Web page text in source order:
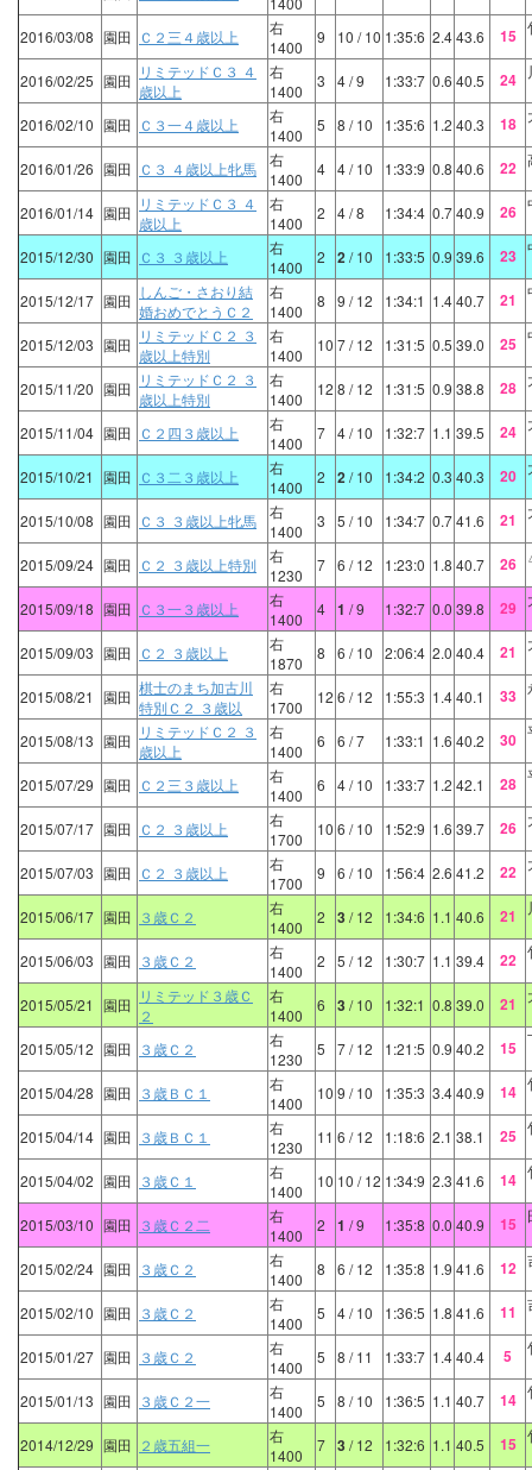
2016/03/08 園田 Ｃ２三４歳以上
右
1400
9 10 / 10 1:35:6 2.443.6 15
2016/02/25 園田 リミテッドＣ３ ４
歳以上
右
1400
3 4/ 9 1:33:7 0.6 40.5 24
2016/02/10 園田 Ｃ３一４歳以上
右
1400
5 8 / 10 1:35:6 1.2 40.3 18
2016/01/26 園田 Ｃ３ ４歳以上牝馬
右
1400
4 4/ 10 1:33:9 0.8 40.6 22
2016/01/14 園田 リミテッドＣ３ ４
歳以上
右
1400
2 4/ 8 1:34:4 0.740.9 26
2015/12/30 園田 Ｃ３ ３歳以上
右
1400
2 2/ 10 1:33:5 0.9 39.6 23
2015/12/17 園田 しんご・さおり結
婚おめでとうＣ２
右
1400
8 9 / 12 1:34:1 1.440.7 21
2015/12/03 園田 リミテッドＣ２ ３
歳以上特別
右
1400
10 7/ 12 1:31:5 0.5 39.0 25
2015/11/20 園田 リミテッドＣ２ ３
歳以上特別
右
1400
12 8 / 12 1:31:5 0.9 38.8 28
2015/11/04 園田 Ｃ２四３歳以上
右
1400
7 4/ 10 1:32:7 1.1 39.5 24
2015/10/21 園田 Ｃ３二３歳以上
右
1400
2 2/ 10 1:34:2 0.3 40.3 20
2015/10/08 園田 Ｃ３ ３歳以上牝馬
右
1400
3 5 / 10 1:34:7 0.741.6 21
2015/09/24 園田 Ｃ２ ３歳以上特別
右
1230
7 6 / 12 1:23:0 1.8 40.7 26
2015/09/18 園田 Ｃ３一３歳以上
右
1400
4 1 / 9 1:32:7 0.0 39.8 29
2015/09/03 園田 Ｃ２ ３歳以上
右
1870
8 6 / 10 2:06:4 2.0 40.4 21
2015/08/21 園田 棋士のまち加古川
特別Ｃ２ ３歳以
右
1700
12 6 / 12 1:55:3 1.440.1 33
2015/08/13 園田 リミテッドＣ２ ３
歳以上
右
1400
6 6 / 7 1:33:1 1.6 40.2 30
2015/07/29 園田 Ｃ２三３歳以上
右
1400
6 4/ 10 1:33:7 1.2 42.1 28
2015/07/17 園田 Ｃ２ ３歳以上
右
1700
10 6 / 10 1:52:9 1.6 39.7 26
2015/07/03 園田 Ｃ２ ３歳以上
右
1700
9 6 / 10 1:56:4 2.6 41.2 22
2015/06/17 園田 ３歳Ｃ２
右
1400
2 3/ 12 1:34:6 1.1 40.6 21
2015/06/03 園田 ３歳Ｃ２
右
1400
2 5 / 12 1:30:7 1.1 39.4 22
2015/05/21 園田 リミテッド３歳Ｃ
２
右
1400
6 3/ 10 1:32:1 0.8 39.0 21
2015/05/12 園田 ３歳Ｃ２
右
1230
5 7/ 12 1:21:5 0.9 40.2 15
2015/04/28 園田 ３歳ＢＣ１
右
1400
10 9 / 10 1:35:3 3.440.9 14
2015/04/14 園田 ３歳ＢＣ１
右
1230
11 6 / 12 1:18:6 2.1 38.1 25
2015/04/02 園田 ３歳Ｃ１
右
1400
10 10 / 12 1:34:9 2.3 41.6 14
2015/03/10 園田 ３歳Ｃ２二
右
1400
2 1 / 9 1:35:8 0.0 40.9 15
2015/02/24 園田 ３歳Ｃ２
右
1400
8 6 / 12 1:35:8 1.9 41.6 12
2015/02/10 園田 ３歳Ｃ２
右
1400
5 4/ 10 1:36:5 1.8 41.6 11
2015/01/27 園田 ３歳Ｃ２
右
1400
5 8 / 11 1:33:7 1.440.4 5
2015/01/13 園田 ３歳Ｃ２一
右
1400
5 8 / 10 1:36:5 1.1 40.7 14
2014/12/29 園田 ２歳五組一
右
1400
7 3/ 12 1:32:6 1.1 40.5 15